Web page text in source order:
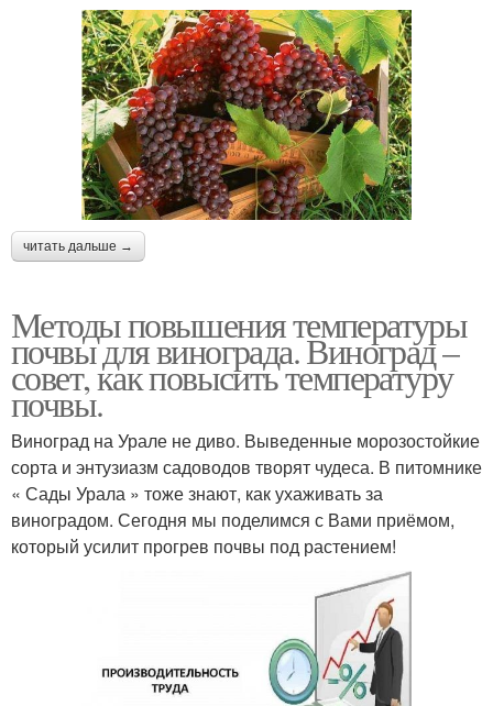
читать дальше →
Методы повышения температуры
почвы для винограда. Виноград –
совет, как повысить температуру
почвы.
Виноград на Урале не диво. Выведенные морозостойкие
сорта и энтузиазм садоводов творят чудеса. В питомнике
« Сады Урала » тоже знают, как ухаживать за
виноградом. Сегодня мы поделимся с Вами приёмом,
который усилит прогрев почвы под растением!